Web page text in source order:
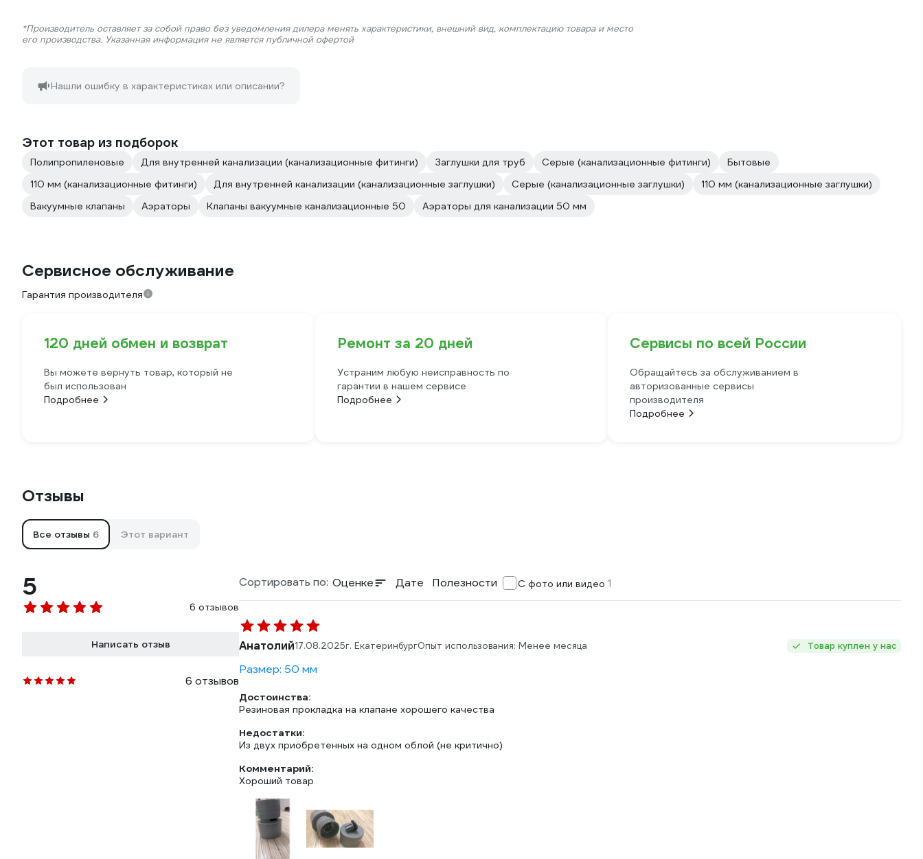
*Производитель оставляет за собой право без уведомления дилера менять характеристики, внешний вид, комплектацию товара и место
его производства. Указанная информация не является публичной офертой
Нашли ошибку в характеристиках или описании?
Этот товар из подборок
Полипропиленовые Для внутренней канализации (канализационные фитинги) Заглушки для труб Серые (канализационные фитинги)
Бытовые
110 мм (канализационные фитинги)
Для внутренней канализации (канализационные заглушки) Серые (канализационные заглушки)
110 мм (канализационные заглушки)
Вакуумные клапаны
Аэраторы Клапаны вакуумные канализационные 50 Аэраторы для канализации 50 мм
Сервисное обслуживание
Гарантия производителя
120 дней обмен и возврат
Вы можете вернуть товар, который не
был использован
Подробнее
Ремонт за 20 дней
Устраним любую неисправность по
гарантии в нашем сервисе
Подробнее
Сервисы по всей России
Обращайтесь за обслуживанием в
авторизованные сервисы
производителя
Подробнее
Отзывы
Все отзывы 6 Этот вариант
5
6 отзывов
Написать отзыв
6 отзывов
Сортировать по: Оценке Дате Полезности С фото или видео 1
Анатолий17.08.2025г. ЕкатеринбургОпыт использования: Менее месяца Товар куплен у нас
Размер: 50 мм
Достоинства:
Резиновая прокладка на клапане хорошего качества
Недостатки:
Из двух приобретенных на одном облой (не критично)
Комментарий:
Хороший товар